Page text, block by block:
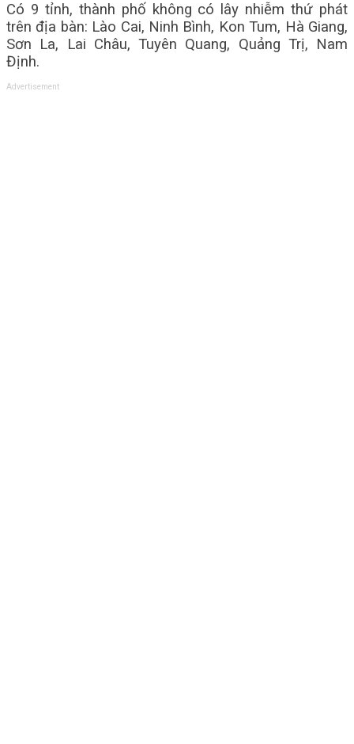
Có 9 tỉnh, thành phố không có lây nhiễm thứ phát
trên địa bàn: Lào Cai, Ninh Bình, Kon Tum, Hà Giang,
Sơn La, Lai Châu, Tuyên Quang, Quảng Trị, Nam
Định.
Advertisement